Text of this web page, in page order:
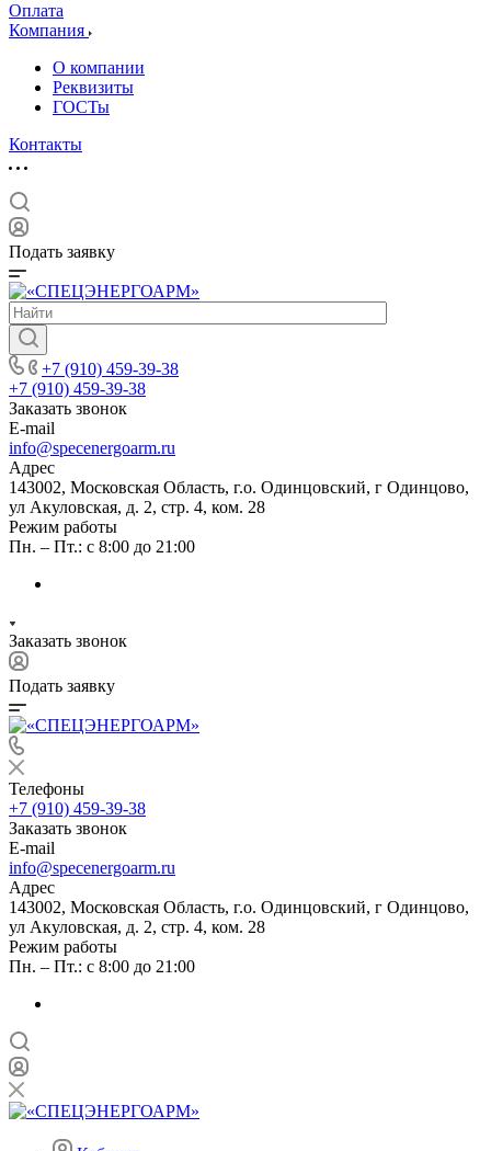
Оплата
Компания
О компании
Реквизиты
ГОСТы
Контакты
Подать заявку
+7 (910) 459-39-38
+7 (910) 459-39-38
Заказать звонок
E-mail
info@specenergoarm.ru
Адрес
143002, Московская Область, г.о. Одинцовский, г Одинцово,
ул Акуловская, д. 2, стр. 4, ком. 28
Режим работы
Пн. – Пт.: с 8:00 до 21:00
Заказать звонок
Подать заявку
Телефоны
+7 (910) 459-39-38
Заказать звонок
E-mail
info@specenergoarm.ru
Адрес
143002, Московская Область, г.о. Одинцовский, г Одинцово,
ул Акуловская, д. 2, стр. 4, ком. 28
Режим работы
Пн. – Пт.: с 8:00 до 21:00